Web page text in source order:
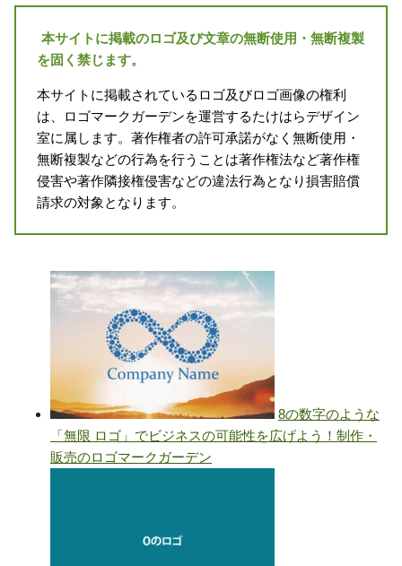
本サイトに掲載のロゴ及び文章の無断使用・無断複製
を固く禁じます。
本サイトに掲載されているロゴ及びロゴ画像の権利
は、ロゴマークガーデンを運営するたけはらデザイン
室に属します。著作権者の許可承諾がなく無断使用・
無断複製などの行為を行うことは著作権法など著作権
侵害や著作隣接権侵害などの違法行為となり損害賠償
請求の対象となります。